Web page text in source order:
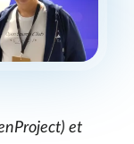
et